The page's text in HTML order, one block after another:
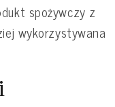
spożywczy z
wykorzystywana